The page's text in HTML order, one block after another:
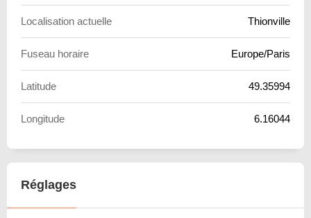
Localisation actuelle Thionville
Fuseau horaire Europe/Paris
Latitude 49.35994
Longitude 6.16044
Réglages